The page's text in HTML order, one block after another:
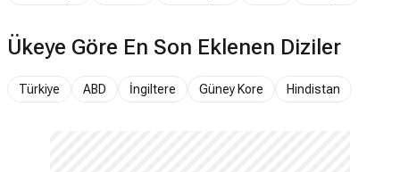
Ükeye Göre En Son Eklenen Diziler
Türkiye ABD İngiltere Güney Kore Hindistan